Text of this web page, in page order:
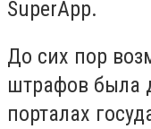
SuperApp.
До сих пор
штрафов была
порталах